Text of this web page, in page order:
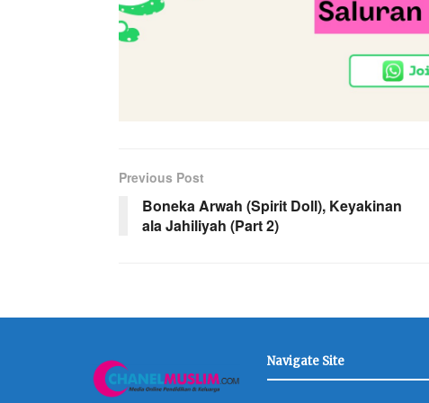
Previous Post
Boneka Arwah (Spirit Doll), Keyakinan
ala Jahiliyah (Part 2)
Navigate Site